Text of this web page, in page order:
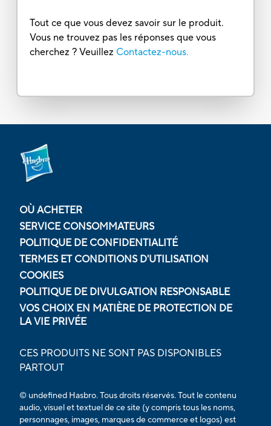
Tout ce que vous devez savoir sur le produit.
Vous ne trouvez pas les réponses que vous
cherchez ? Veuillez Contactez-nous.
OÙ ACHETER
SERVICE CONSOMMATEURS
POLITIQUE DE CONFIDENTIALITÉ
TERMES ET CONDITIONS D'UTILISATION
COOKIES
POLITIQUE DE DIVULGATION RESPONSABLE
VOS CHOIX EN MATIÈRE DE PROTECTION DE
LA VIE PRIVÉE
CES PRODUITS NE SONT PAS DISPONIBLES
PARTOUT
© undefined Hasbro. Tous droits réservés. Tout le contenu
audio, visuel et textuel de ce site (y compris tous les noms,
personnages, images, marques de commerce et logos) est